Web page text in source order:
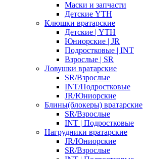
Маски и запчасти
Детские YTH
Клюшки вратарские
Детские | YTH
Юниорские | JR
Подростковые | INT
Взрослые | SR
Ловушки вратарские
SR/Взрослые
INT/Подростковые
JR/Юниорские
Блины(блокеры) вратарские
SR/Взрослые
INT | Подростковые
Нагрудники вратарские
JR/Юниорские
SR/Взрослые